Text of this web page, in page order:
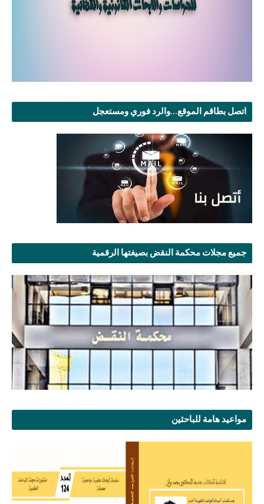
اتصل بطاقم الموقع...والرد فوري ومستعجل
جميع مجلات محكمة النقض بصيغتها الرقمية
مواعيد هامة للباحثين